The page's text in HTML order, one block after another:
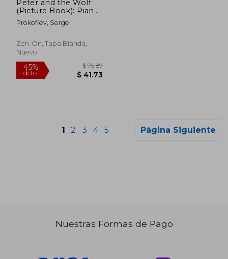
Peter and the Wolf
(Picture Book): Piano
Duet (en Inglés)
Prokofiev, Sergei
Zen-On, Tapa Blanda,
Nuevo
1 2 3 4 5 Página Siguiente
Nuestras Formas de Pago